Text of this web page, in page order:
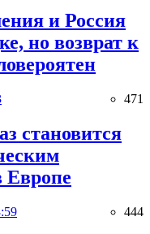
и Россия
но возврат к
471
становится
Европе
444